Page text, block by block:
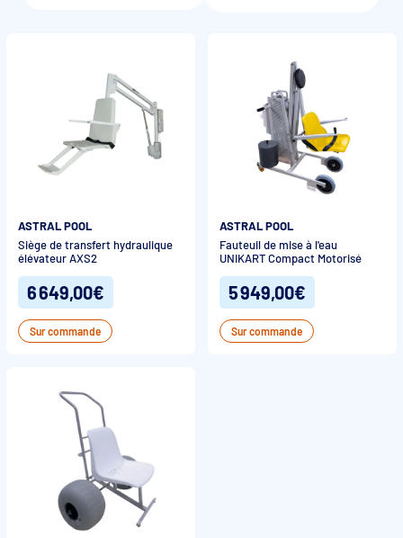
Vannes multivoies filtres à sable
Groupe de filtration sur palette
ASTRAL POOL
Siège de transfert hydraulique
élévateur AXS2
6 649,00€
Sur commande
ASTRAL POOL
Fauteuil de mise à l'eau
UNIKART Compact Motorisé
5 949,00€
Sur commande